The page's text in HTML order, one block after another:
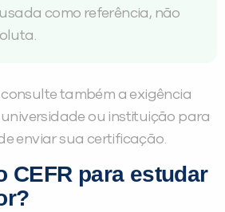
como referência, não
também a exigência
ou instituição para
enviar sua certificação.
CEFR para estudar